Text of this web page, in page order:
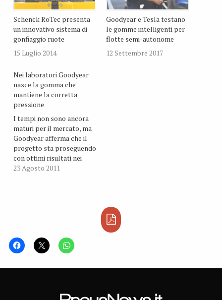
Schenck RoTec presenta
un innovativo sistema di
gonfiaggio ruote
15 Luglio 2014
Goodyear e Tesla testano
le gomme intelligenti per
flotte semi-autonome
12 Settembre 2017
Nei laboratori Goodyear
nasce la gomma che
mantiene la corretta
pressione
I tempi non sono ancora
maturi per il mercato, ma
Goodyear afferma che il
progetto sta proseguendo
con ottimi risultati nei
laboratori di Akron, negli
consentirebbe di
mantenere sempre e
23 Agosto 2011